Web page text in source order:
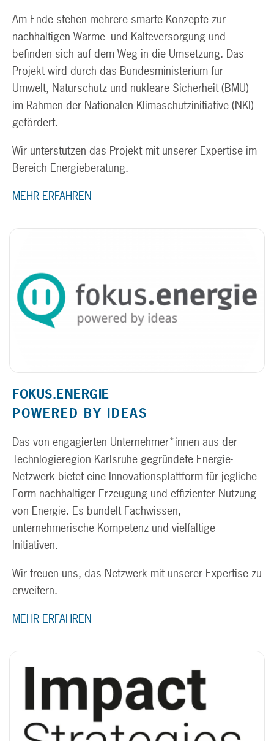
Am Ende stehen mehrere smarte Konzepte zur
nachhaltigen Wärme- und Kälteversorgung und
befinden sich auf dem Weg in die Umsetzung. Das
Projekt wird durch das Bundesministerium für
Umwelt, Naturschutz und nukleare Sicherheit (BMU)
im Rahmen der Nationalen Klimaschutzinitiative (NKI)
gefördert.
Wir unterstützen das Projekt mit unserer Expertise im
Bereich Energieberatung.
MEHR ERFAHREN
FOKUS.ENERGIE
POWERED BY IDEAS
Das von engagierten Unternehmer*innen aus der
Technlogieregion Karlsruhe gegründete Energie-
Netzwerk bietet eine Innovationsplattform für jegliche
Form nachhaltiger Erzeugung und effizienter Nutzung
von Energie. Es bündelt Fachwissen,
unternehmerische Kompetenz und vielfältige
Initiativen.
Wir freuen uns, das Netzwerk mit unserer Expertise zu
erweitern.
MEHR ERFAHREN